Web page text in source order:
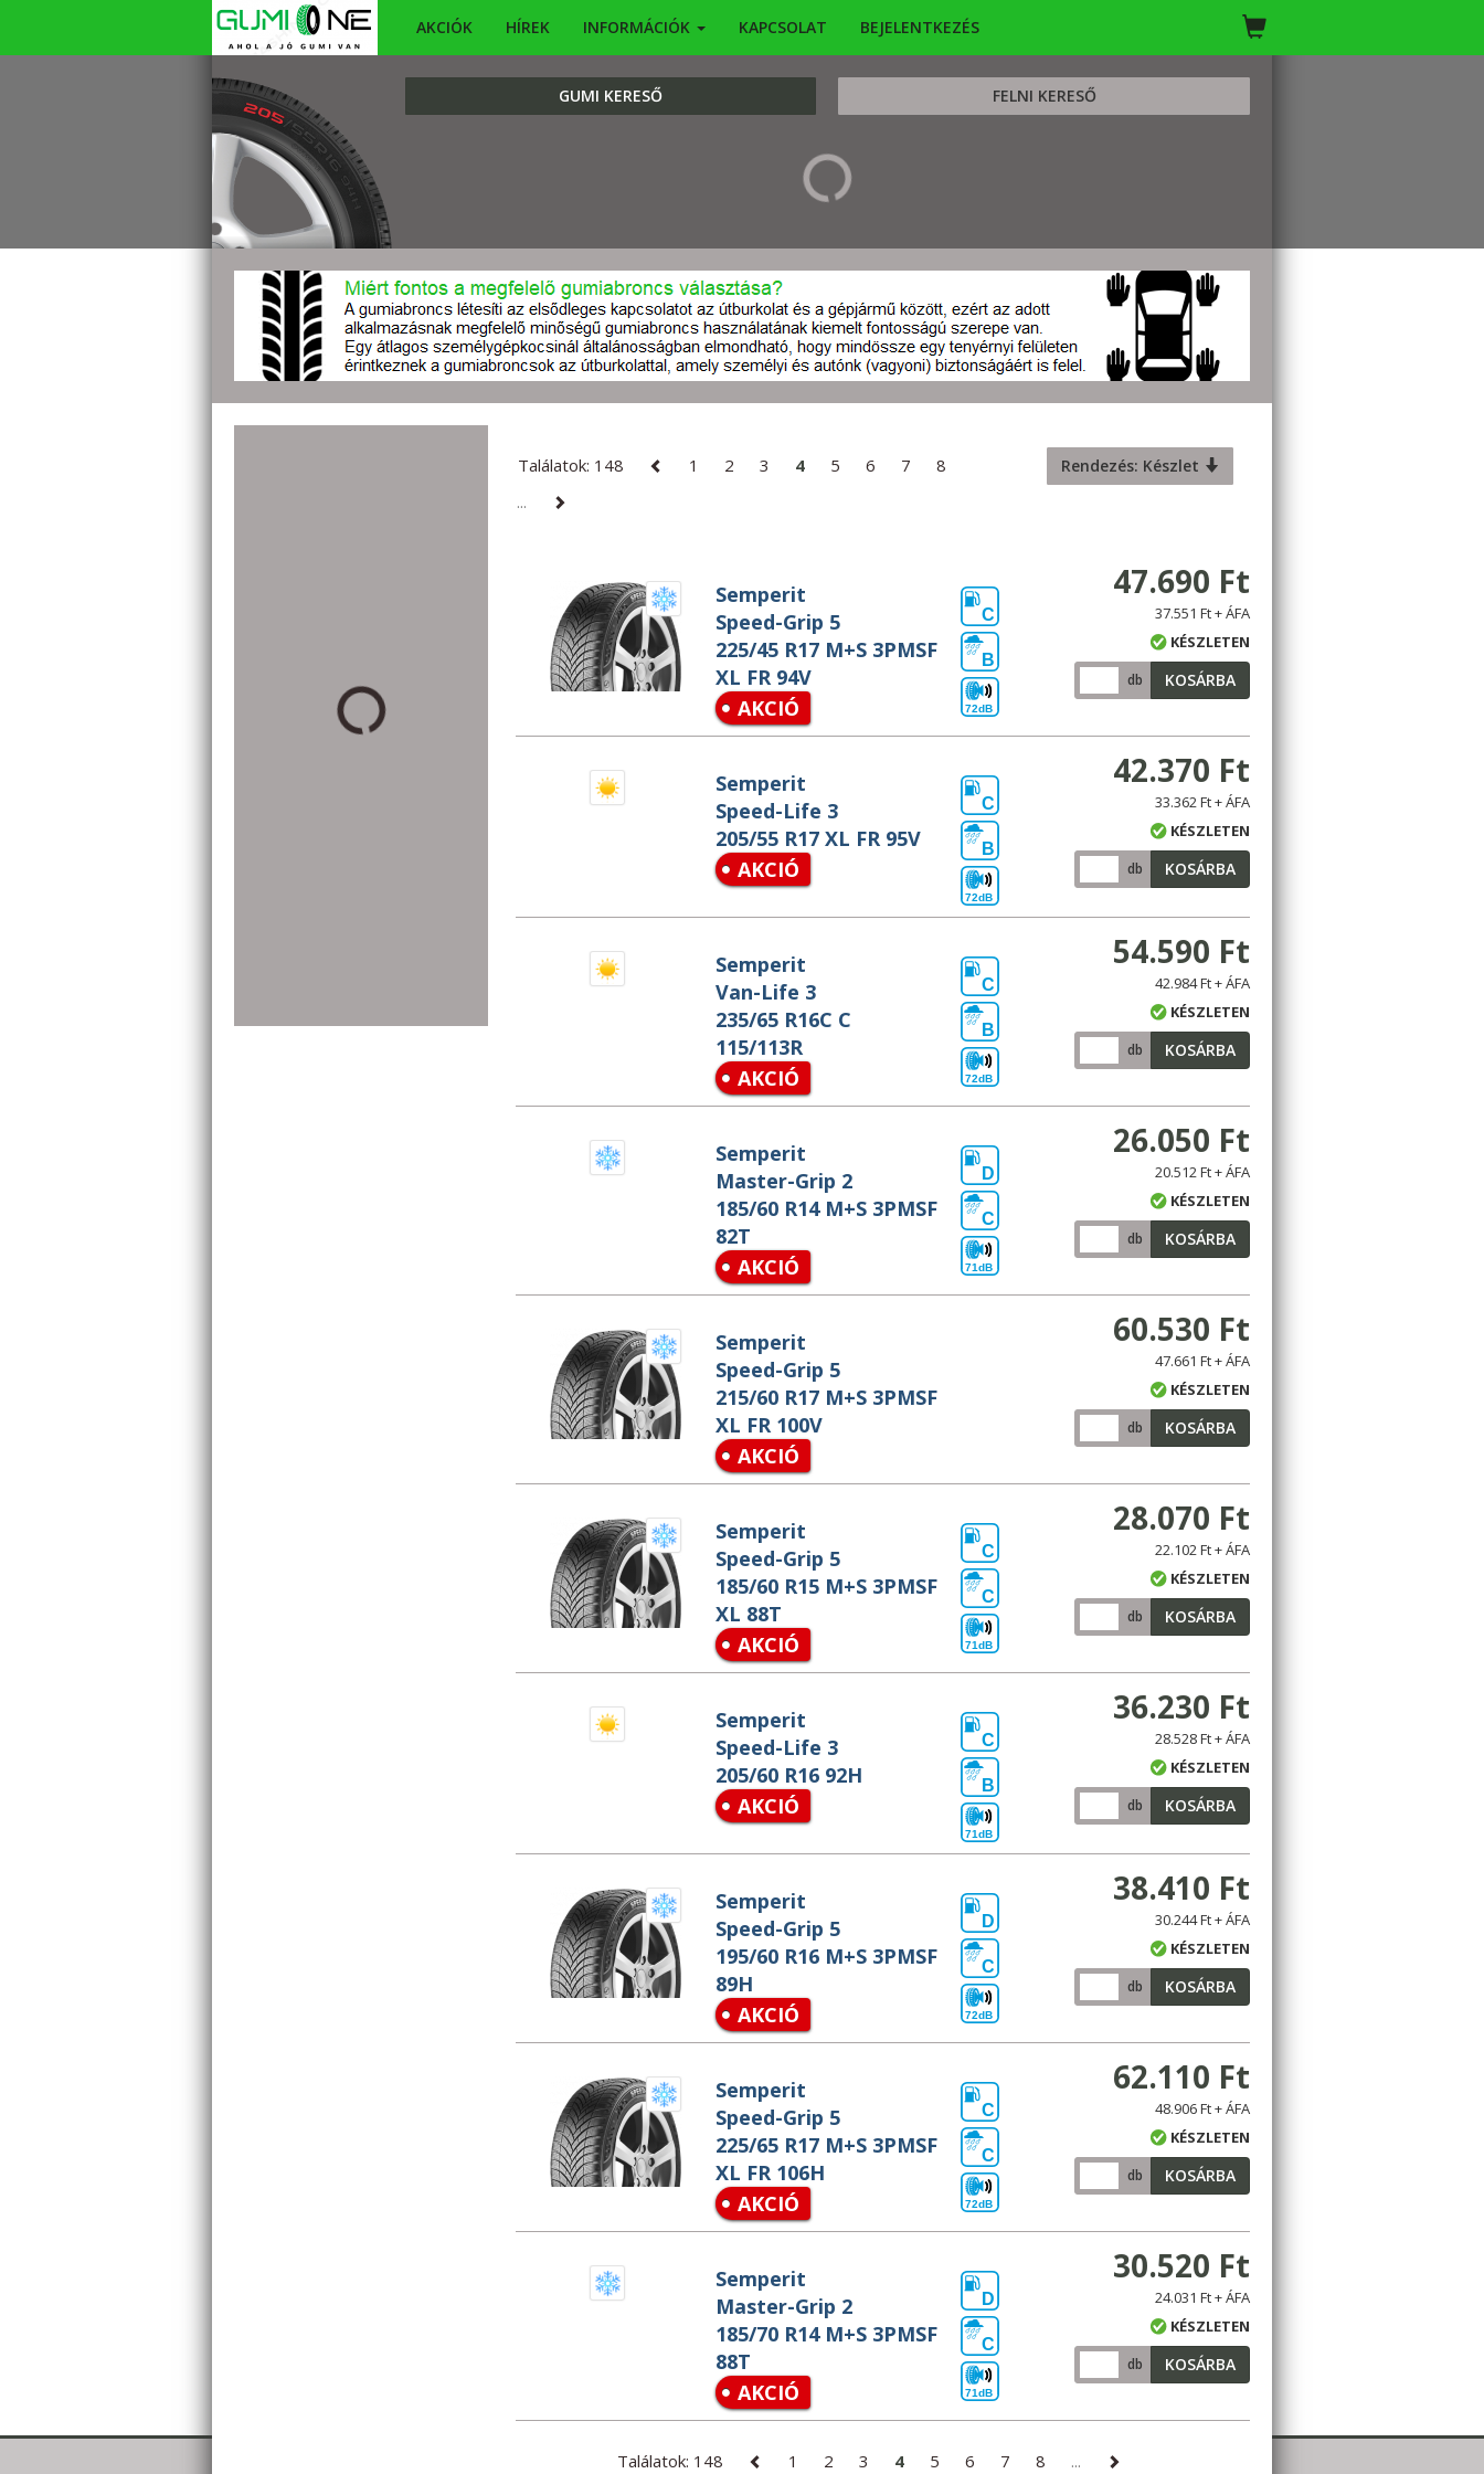
AKCIÓK HÍREK INFORMÁCIÓK KAPCSOLAT BEJELENTKEZÉS
GUMI KERESŐ FELNI KERESŐ
KERESÉS
Találatok: 148 1 2 3 4 5 6 7
8
...
Rendezés: Készlet
Semperit
Speed-Grip 5
225/45 R17 M+S 3PMSF
XL FR 94V
AKCIÓ
C
B
72dB
47.690 Ft
37.551 Ft + ÁFA
KÉSZLETEN
db KOSÁRBA
Semperit
Speed-Life 3
205/55 R17 XL FR 95V
AKCIÓ
C
B
72dB
42.370 Ft
33.362 Ft + ÁFA
KÉSZLETEN
db KOSÁRBA
Semperit
Van-Life 3
235/65 R16C C
115/113R
AKCIÓ
C
B
72dB
54.590 Ft
42.984 Ft + ÁFA
KÉSZLETEN
db KOSÁRBA
Semperit
Master-Grip 2
185/60 R14 M+S 3PMSF
82T
AKCIÓ
D
C
71dB
26.050 Ft
20.512 Ft + ÁFA
KÉSZLETEN
db KOSÁRBA
Semperit
Speed-Grip 5
215/60 R17 M+S 3PMSF
XL FR 100V
AKCIÓ
60.530 Ft
47.661 Ft + ÁFA
KÉSZLETEN
db KOSÁRBA
Semperit
Speed-Grip 5
185/60 R15 M+S 3PMSF
XL 88T
AKCIÓ
C
C
71dB
28.070 Ft
22.102 Ft + ÁFA
KÉSZLETEN
db KOSÁRBA
Semperit
Speed-Life 3
205/60 R16 92H
AKCIÓ
C
B
71dB
36.230 Ft
28.528 Ft + ÁFA
KÉSZLETEN
db KOSÁRBA
Semperit
Speed-Grip 5
195/60 R16 M+S 3PMSF
89H
AKCIÓ
D
C
72dB
38.410 Ft
30.244 Ft + ÁFA
KÉSZLETEN
db KOSÁRBA
Semperit
Speed-Grip 5
225/65 R17 M+S 3PMSF
XL FR 106H
AKCIÓ
C
C
72dB
62.110 Ft
48.906 Ft + ÁFA
KÉSZLETEN
db KOSÁRBA
Semperit
Master-Grip 2
185/70 R14 M+S 3PMSF
88T
AKCIÓ
D
C
71dB
30.520 Ft
24.031 Ft + ÁFA
KÉSZLETEN
db KOSÁRBA
Találatok: 148 1 2 3 4 5 6 7 8 ...